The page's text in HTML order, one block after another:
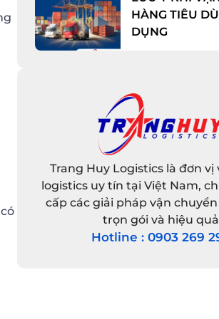
HÀNG TIÊU
DỤNG
Trang Huy Logistics là đơn vị
logistics uy tín tại Việt Nam,
cấp các giải pháp vận
trọn gói và hiệu quả
Hotline : 0903 269